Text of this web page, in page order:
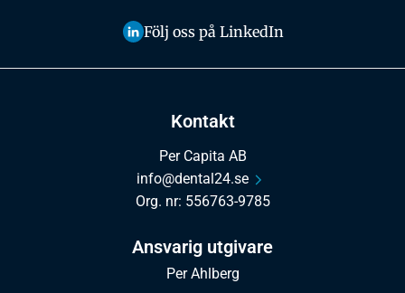
Kontakt
Per Capita AB
info@dental24.se
Org. nr: 556763-9785
Ansvarig utgivare
Per Ahlberg
Följ oss på LinkedIn